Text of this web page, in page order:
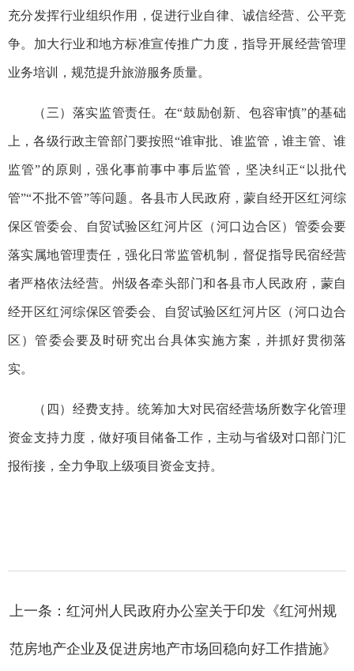
充分发挥行业组织作用，促进行业自律、诚信经营、公平竞
争。加大行业和地方标准宣传推广力度，指导开展经营管理
业务培训，规范提升旅游服务质量。
（三）落实监管责任。在“鼓励创新、包容审慎”的基础
上，各级行政主管部门要按照“谁审批、谁监管，谁主管、谁
监管”的原则，强化事前事中事后监管，坚决纠正“以批代
管”“不批不管”等问题。各县市人民政府，蒙自经开区红河综
保区管委会、自贸试验区红河片区（河口边合区）管委会要
落实属地管理责任，强化日常监管机制，督促指导民宿经营
者严格依法经营。州级各牵头部门和各县市人民政府，蒙自
经开区红河综保区管委会、自贸试验区红河片区（河口边合
区）管委会要及时研究出台具体实施方案，并抓好贯彻落
实。
（四）经费支持。统筹加大对民宿经营场所数字化管理
资金支持力度，做好项目储备工作，主动与省级对口部门汇
报衔接，全力争取上级项目资金支持。
上一条：红河州人民政府办公室关于印发《红河州规
范房地产企业及促进房地产市场回稳向好工作措施》